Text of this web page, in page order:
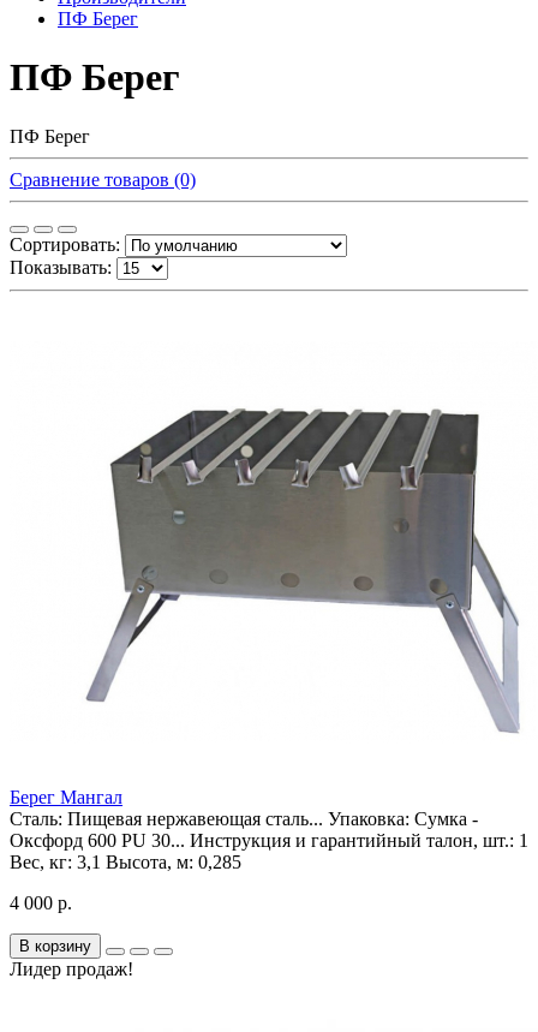
ПФ Берег
ПФ Берег
ПФ Берег
Сравнение товаров (0)
Сортировать:
Показывать:
Берег Мангал
Сталь: Пищевая нержавеющая сталь... Упаковка: Сумка -
Оксфорд 600 PU 30... Инструкция и гарантийный талон, шт.: 1
Вес, кг: 3,1 Высота, м: 0,285
4 000 р.
В корзину
Лидер продаж!